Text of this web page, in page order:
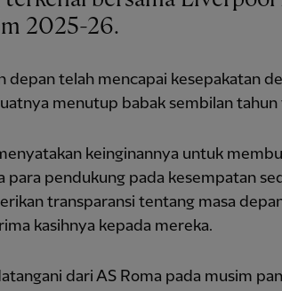
2025-26.
depan telah mencapai kesepakatan
menutup babak sembilan tahun
keinginannya untuk
para pendukung pada kesempatan
transparansi tentang masa
kasihnya kepada mereka.
dari AS Roma pada musim